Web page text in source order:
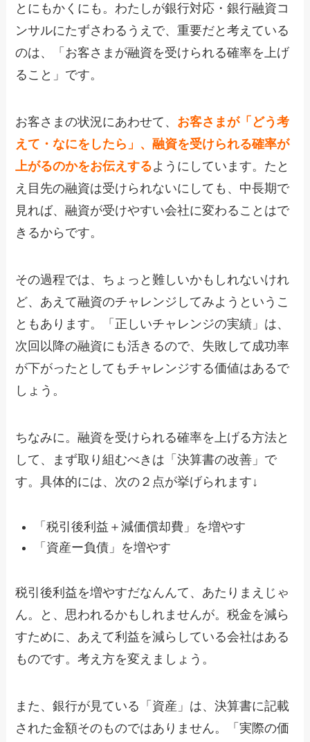
とにもかくにも。わたしが銀行対応・銀行融資コ
ンサルにたずさわるうえで、重要だと考えている
のは、「お客さまが融資を受けられる確率を上げ
ること」です。
お客さまの状況にあわせて、 お客さまが「どう考
えて・なにをしたら」、融資を受けられる確率が
上がるのかをお伝えするようにしています。たと
え目先の融資は受けられないにしても、中長期で
見れば、融資が受けやすい会社に変わることはで
きるからです。
その過程では、ちょっと難しいかもしれないけれ
ど、あえて融資のチャレンジしてみようというこ
ともあります。「正しいチャレンジの実績」は、
次回以降の融資にも活きるので、失敗して成功率
が下がったとしてもチャレンジする価値はあるで
しょう。
ちなみに。融資を受けられる確率を上げる方法と
して、まず取り組むべきは「決算書の改善」で
す。具体的には、次の２点が挙げられます↓
「税引後利益＋減価償却費」を増やす
「資産ー負債」を増やす
税引後利益を増やすだなんんて、あたりまえじゃ
ん。と、思われるかもしれませんが。税金を減ら
すために、あえて利益を減らしている会社はある
ものです。考え方を変えましょう。
また、銀行が見ている「資産」は、決算書に記載
された金額そのものではありません。「実際の価